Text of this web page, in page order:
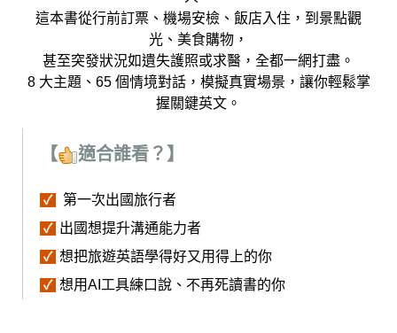
這本書從行前訂票、機場安檢、飯店入住，到景點觀
光、美食購物，
甚至突發狀況如遺失護照或求醫，全都一網打盡。
8 大主題、65 個情境對話，模擬真實場景，讓你輕鬆掌
握關鍵英文。
【 適合誰看？】
✓ 第一次出國旅行者
✓ 出國想提升溝通能力者
✓ 想把旅遊英語學得好又用得上的你
✓ 想用AI工具練口說、不再死讀書的你